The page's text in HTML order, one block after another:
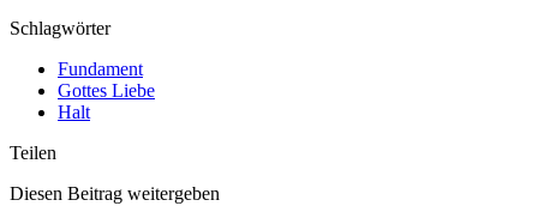
Schlagwörter
Fundament
Gottes Liebe
Halt
Teilen
Diesen Beitrag weitergeben